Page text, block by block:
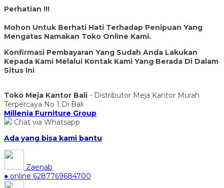
Perhatian !!!
Mohon Untuk Berhati Hati Terhadap Penipuan Yang
Mengatas Namakan Toko Online Kami.
Konfirmasi Pembayaran Yang Sudah Anda Lakukan
Kepada Kami Melalui Kontak Kami Yang Berada Di Dalam
Situs Ini
Toko Meja Kantor Bali - Distributor Meja Kantor Murah
Terpercaya No 1 Di Bali
Millenia Furniture Group
Chat via Whatsapp
Ada yang bisa kami bantu
Zaenab
● online 6287769684700